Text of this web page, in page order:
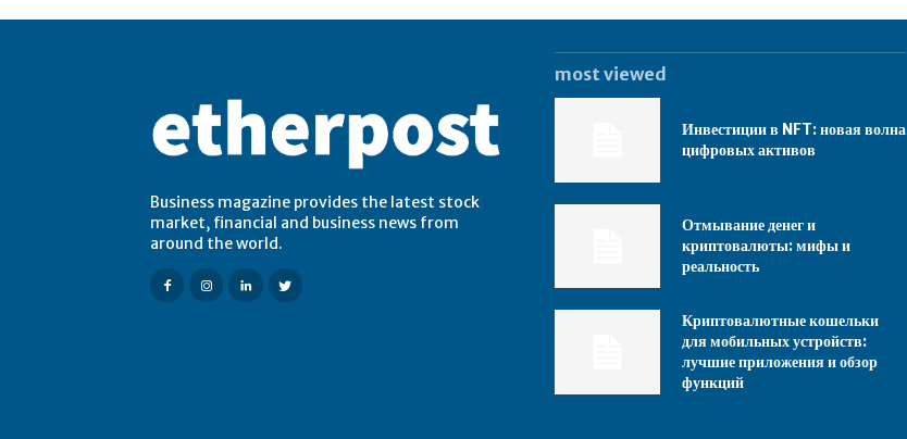
Business magazine provides the latest stock
market, financial and business news from
around the world.
most viewed
Инвестиции в NFT: новая волна
цифровых активов
Отмывание денег и
криптовалюты: мифы и
реальность
Криптовалютные кошельки
для мобильных устройств:
лучшие приложения и обзор
функций